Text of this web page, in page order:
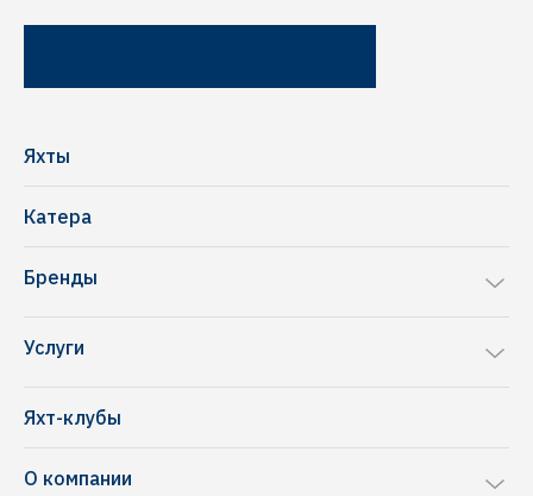
Яхты
Катера
Бренды
Frauscher
Услуги
Комиссионная продажа
Яхт-клубы
О компании